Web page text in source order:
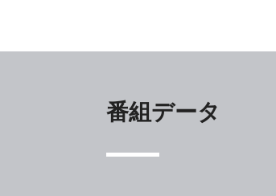
番組データ